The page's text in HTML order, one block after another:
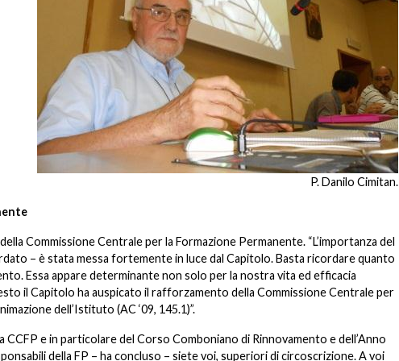
P. Danilo Cimitan.
Commissione Centrale per la Formazione Permanente. “L’importanza del
– è stata messa fortemente in luce dal Capitolo. Basta ricordare quanto
Essa appare determinante non solo per la nostra vita ed efficacia
il Capitolo ha auspicato il rafforzamento della Commissione Centrale per
dell’Istituto (AC ‘09, 145.1)”.
e in particolare del Corso Comboniano di Rinnovamento e dell’Anno
della FP – ha concluso – siete voi, superiori di circoscrizione. A voi